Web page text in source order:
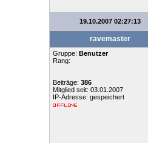
19.10.2007 02:27:13
ravemaster
Gruppe: Benutzer
Rang:
Beiträge: 386
Mitglied seit: 03.01.2007
IP-Adresse: gespeichert